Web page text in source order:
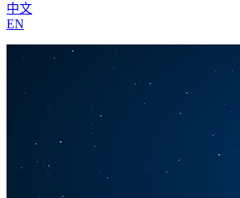
中文
EN